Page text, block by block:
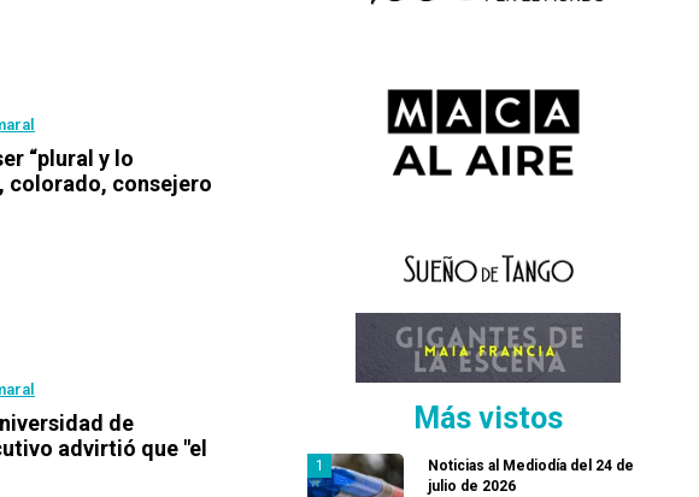
“plural y lo
colorado, consejero
de
advirtió que "el
Más vistos
Noticias al Mediodía del 24 de
julio de 2026